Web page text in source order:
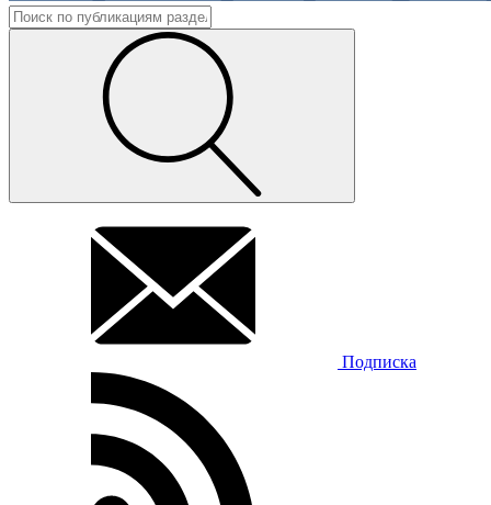
Подписка